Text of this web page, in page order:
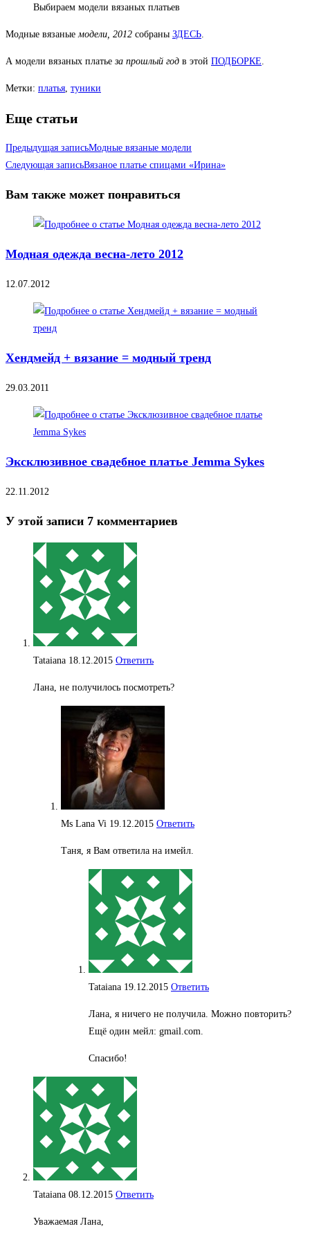
Выбираем модели вязаных платьев
Модные вязаныемодели, 2012 собраны ЗДЕСЬ.
А модели вязаных платье за прошлый год в этой ПОДБОРКЕ.
Метки: платья, туники
Еще статьи
Предыдущая записьМодные вязаные модели
Следующая записьВязаное платье спицами «Ирина»
Вам также может понравиться
Mодная одежда весна-лето 2012
12.07.2012
Хендмейд + вязание = модный тренд
29.03.2011
Эксклюзивное свадебное платье Jemma Sykes
22.11.2012
У этой записи 7 комментариев
Tataiana 18.12.2015 Ответить
Лана, не получилось посмотреть?
Ms Lana Vi 19.12.2015 Ответить
Таня, я Вам ответила на имейл.
Tataiana 19.12.2015 Ответить
Лана, я ничего не получила. Можно повторить?
Ещё один мейл: gmail.com.
Спасибо!
Tataiana 08.12.2015 Ответить
Уважаемая Лана,